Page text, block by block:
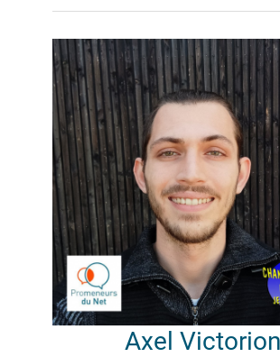
Axel Victorion